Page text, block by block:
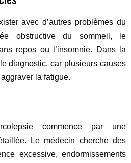
avec d’autres problèmes du
obstructive du sommeil, le
repos ou l’insomnie. Dans la
diagnostic, car plusieurs causes
la fatigue.
commence par une
Le médecin cherche des
excessive, endormissements